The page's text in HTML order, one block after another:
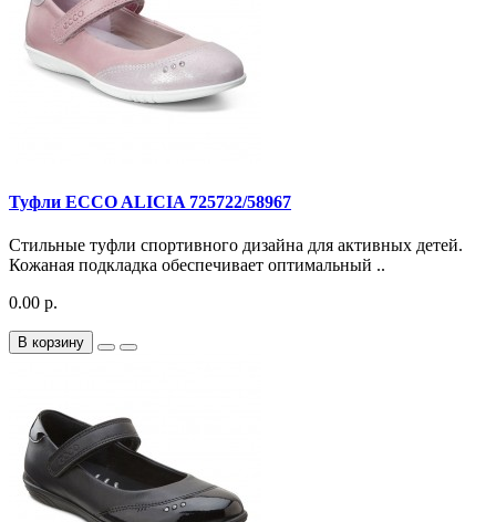
Туфли ECCO ALICIA 725722/58967
Стильные туфли спортивного дизайна для активных детей.
Кожаная подкладка обеспечивает оптимальный ..
0.00 р.
В корзину